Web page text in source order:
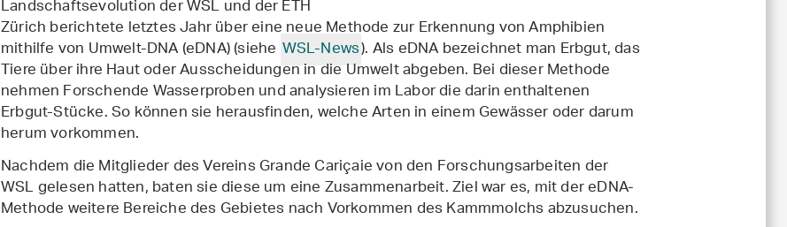
Landschaftsevolution der WSL und der ETH
Zürich berichtete letztes Jahr über eine neue Methode zur Erkennung von Amphibien
mithilfe von Umwelt-DNA (eDNA) (siehe WSL-News). Als eDNA bezeichnet man Erbgut, das
Tiere über ihre Haut oder Ausscheidungen in die Umwelt abgeben. Bei dieser Methode
nehmen Forschende Wasserproben und analysieren im Labor die darin enthaltenen
Erbgut-Stücke. So können sie herausfinden, welche Arten in einem Gewässer oder darum
herum vorkommen.
Nachdem die Mitglieder des Vereins Grande Cariçaie von den Forschungsarbeiten der
WSL gelesen hatten, baten sie diese um eine Zusammenarbeit. Ziel war es, mit der eDNA-
Methode weitere Bereiche des Gebietes nach Vorkommen des Kammmolchs abzusuchen.